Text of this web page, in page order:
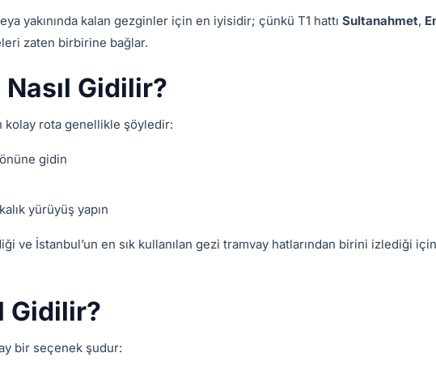
yakınında kalan gezginler için en iyisidir; çünkü T1 hattı Sultanahmet,
zaten birbirine bağlar.
Gidilir?
kolay rota genellikle şöyledir:
gidin
yürüyüş yapın
ve İstanbul’un en sık kullanılan gezi tramvay hatlarından birini izlediği
Gidilir?
bir seçenek şudur: